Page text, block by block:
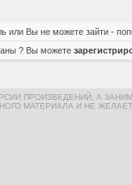
или Вы не можете зайти -
? Вы можете
ПРОИЗВЕДЕНИЙ, А
МАТЕРИАЛА И НЕ